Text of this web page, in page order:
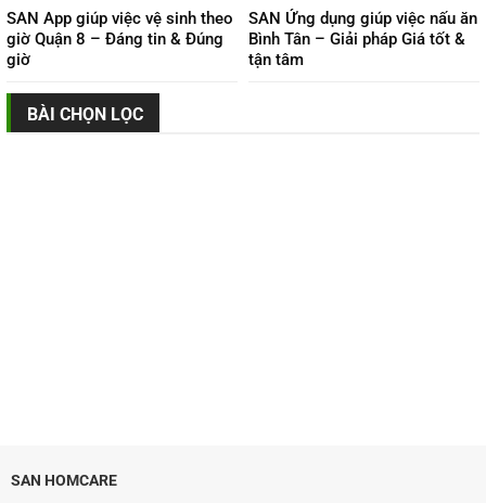
SAN App giúp việc vệ sinh theo
giờ Quận 8 – Đáng tin & Đúng
giờ
SAN Ứng dụng giúp việc nấu ăn
Bình Tân – Giải pháp Giá tốt &
tận tâm
BÀI CHỌN LỌC
SAN HOMCARE